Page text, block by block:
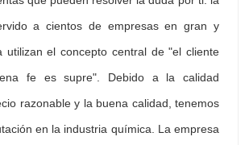
a cientos de empresas en gran y
utilizan el concepto central de "el cliente
fe es supre". Debido a la calidad
razonable y la buena calidad, tenemos
en la industria química. La empresa